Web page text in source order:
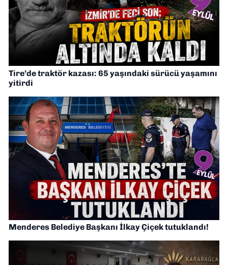
Tire’de traktör kazası: 65 yaşındaki sürücü yaşamını
yitirdi
Menderes Belediye Başkanı İlkay Çiçek tutuklandı!